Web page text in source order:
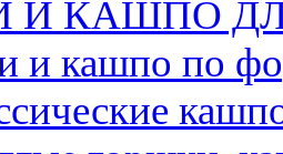
И КАШПО
и кашпо по